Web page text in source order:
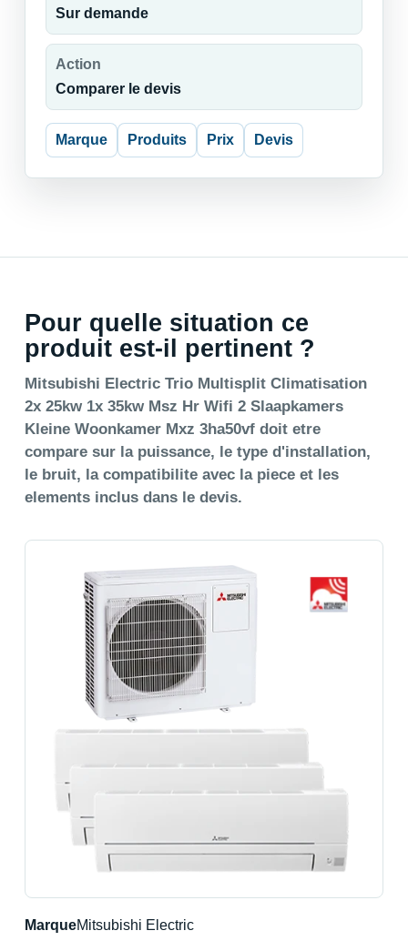
Sur demande
Action
Comparer le devis
Marque Produits Prix Devis
Pour quelle situation ce
produit est-il pertinent ?
Mitsubishi Electric Trio Multisplit Climatisation
2x 25kw 1x 35kw Msz Hr Wifi 2 Slaapkamers
Kleine Woonkamer Mxz 3ha50vf doit etre
compare sur la puissance, le type d'installation,
le bruit, la compatibilite avec la piece et les
elements inclus dans le devis.
MarqueMitsubishi Electric